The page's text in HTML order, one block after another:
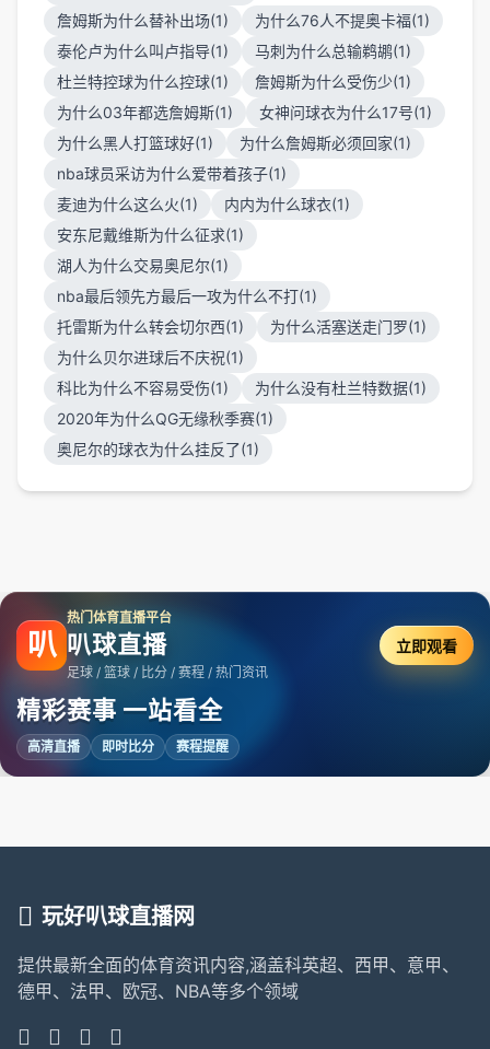
詹姆斯为什么替补出场(1)
为什么76人不提奥卡福(1)
泰伦卢为什么叫卢指导(1)
马刺为什么总输鹈鹕(1)
杜兰特控球为什么控球(1)
詹姆斯为什么受伤少(1)
为什么03年都选詹姆斯(1)
女神问球衣为什么17号(1)
为什么黑人打篮球好(1)
为什么詹姆斯必须回家(1)
nba球员采访为什么爱带着孩子(1)
麦迪为什么这么火(1)
内内为什么球衣(1)
安东尼戴维斯为什么征求(1)
湖人为什么交易奥尼尔(1)
nba最后领先方最后一攻为什么不打(1)
托雷斯为什么转会切尔西(1)
为什么活塞送走门罗(1)
为什么贝尔进球后不庆祝(1)
科比为什么不容易受伤(1)
为什么没有杜兰特数据(1)
2020年为什么QG无缘秋季赛(1)
奥尼尔的球衣为什么挂反了(1)
叭
热门体育直播平台
叭球直播
足球 / 篮球 / 比分 / 赛程 / 热门资讯
精彩赛事 一站看全
高清直播 即时比分 赛程提醒
立即观看
玩好叭球直播网
提供最新全面的体育资讯内容,涵盖科英超、西甲、意甲、
德甲、法甲、欧冠、NBA等多个领域